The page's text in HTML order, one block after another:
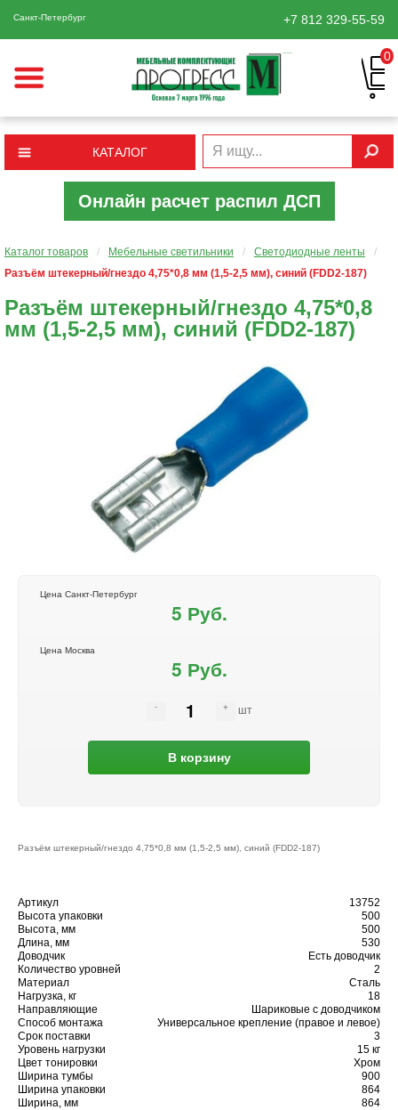
Санкт-Петербург +7 812 329-55-59
0
КАТАЛОГ
Онлайн расчет распил ДСП
Каталог товаров / Мебельные светильники / Светодиодные ленты
/
Разъём штекерный/гнездо 4,75*0,8 мм (1,5-2,5 мм), синий (FDD2-187)
Разъём штекерный/гнездо 4,75*0,8
мм (1,5-2,5 мм), синий (FDD2-187)
Цена Санкт-Петербург
5 Руб.
Цена Москва
5 Руб.
шт
В корзину
Разъём штекерный/гнездо 4,75*0,8 мм (1,5-2,5 мм), синий (FDD2-187)
Артикул
13752
Высота упаковки
500
Высота, мм
500
Длина, мм
530
Доводчик
Есть доводчик
Количество уровней
2
Материал
Сталь
Нагрузка, кг
18
Направляющие
Шариковые с доводчиком
Способ монтажа
Универсальное крепление (правое и левое)
Срок поставки
3
Уровень нагрузки
15 кг
Цвет тонировки
Хром
Ширина тумбы
900
Ширина упаковки
864
Ширина, мм
864